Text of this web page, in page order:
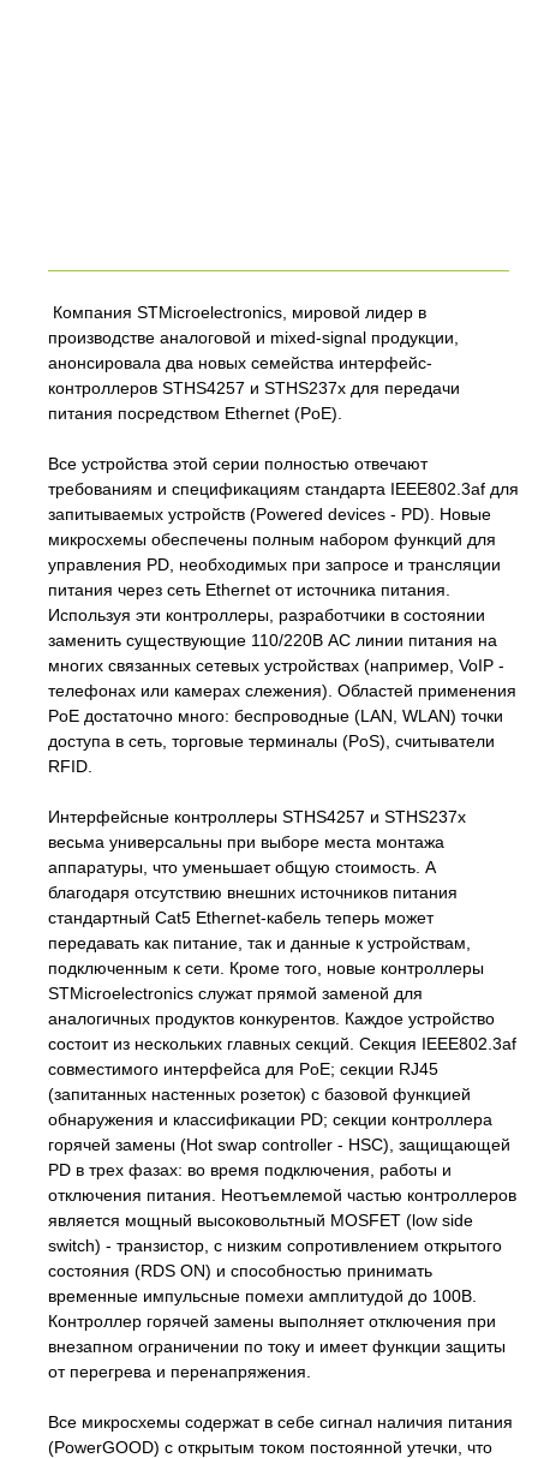
Компания STMicroelectronics, мировой лидер в
производстве аналоговой и mixed-signal продукции,
анонсировала два новых семейства интерфейс-
контроллеров STHS4257 и STHS237x для передачи
питания посредством Ethernet (PoE).
Все устройства этой серии полностью отвечают
требованиям и спецификациям стандарта IEEE802.3af для
запитываемых устройств (Powered devices - PD). Новые
микросхемы обеспечены полным набором функций для
управления PD, необходимых при запросе и трансляции
питания через сеть Ethernet от источника питания.
Используя эти контроллеры, разработчики в состоянии
заменить существующие 110/220В AC линии питания на
многих связанных сетевых устройствах (например, VoIP -
телефонах или камерах слежения). Областей применения
PoE достаточно много: беспроводные (LAN, WLAN) точки
доступа в сеть, торговые терминалы (PoS), считыватели
RFID.
Интерфейсные контроллеры STHS4257 и STHS237x
весьма универсальны при выборе места монтажа
аппаратуры, что уменьшает общую стоимость. А
благодаря отсутствию внешних источников питания
стандартный Cat5 Ethernet-кабель теперь может
передавать как питание, так и данные к устройствам,
подключенным к сети. Кроме того, новые контроллеры
STMicroelectronics служат прямой заменой для
аналогичных продуктов конкурентов. Каждое устройство
состоит из нескольких главных секций. Секция IEEE802.3af
совместимого интерфейса для PoE; секции RJ45
(запитанных настенных розеток) с базовой функцией
обнаружения и классификации PD; секции контроллера
горячей замены (Hot swap controller - HSC), защищающей
PD в трех фазах: во время подключения, работы и
отключения питания. Неотъемлемой частью контроллеров
является мощный высоковольтный MOSFET (low side
switch) - транзистор, с низким сопротивлением открытого
состояния (RDS ON) и способностью принимать
временные импульсные помехи амплитудой до 100В.
Контроллер горячей замены выполняет отключения при
внезапном ограничении по току и имеет функции защиты
от перегрева и перенапряжения.
Все микросхемы содержат в себе сигнал наличия питания
(PowerGOOD) с открытым током постоянной утечки, что